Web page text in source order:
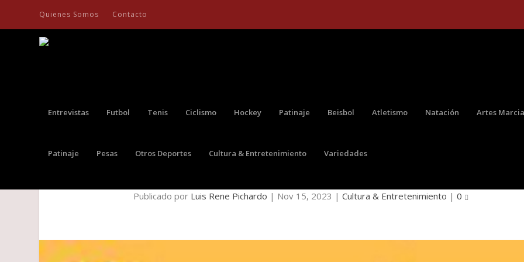
Quienes Somos Contacto
Entrevistas Futbol Tenis Ciclismo Hockey Patinaje Beisbol Atletismo Natación Artes
Patinaje Pesas Otros Deportes Cultura & Entretenimiento Variedades
Publicado por Luis Rene Pichardo | Nov 15, 2023 |Cultura & Entretenimiento |0